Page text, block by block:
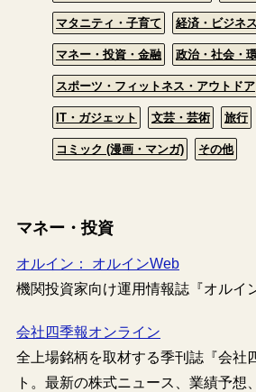
マタニティ・子育て 経済・ビジネ
マネー・投資・金融 政治・社会・
スポーツ・フィットネス・アウトドア
IT・ガジェット 文芸・芸術 旅行
コミック (漫画・マンガ) その他
マネー・投資
オルイン： オルインWeb
機関投資家向け運用情報誌『オルイ
会社四季報オンライン
全上場銘柄を取材する季刊誌『会社
ト。最新の株式ニュース、業績予想